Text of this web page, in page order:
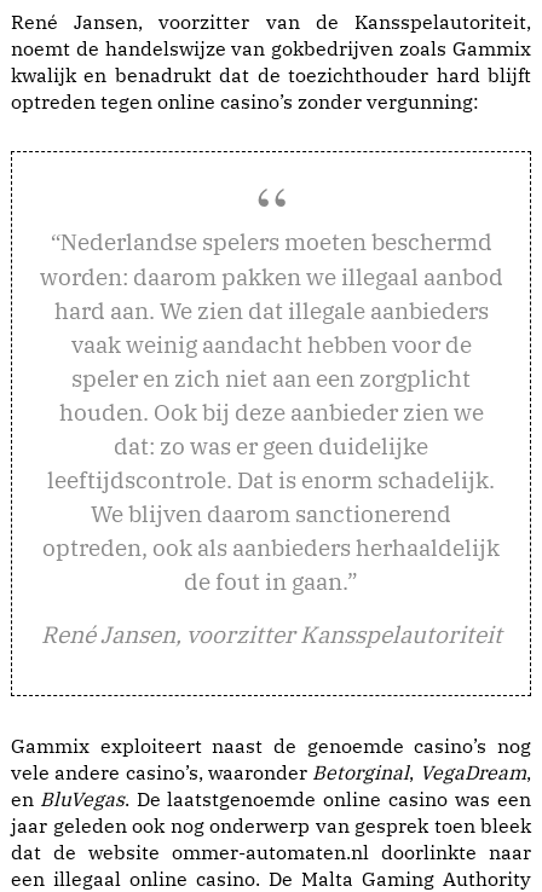
René Jansen, voorzitter van de Kansspelautoriteit,
noemt de handelswijze van gokbedrijven zoals Gammix
kwalijk en benadrukt dat de toezichthouder hard blijft
optreden tegen online casino’s zonder vergunning:
“Nederlandse spelers moeten beschermd
worden: daarom pakken we illegaal aanbod
hard aan. We zien dat illegale aanbieders
vaak weinig aandacht hebben voor de
speler en zich niet aan een zorgplicht
houden. Ook bij deze aanbieder zien we
dat: zo was er geen duidelijke
leeftijdscontrole. Dat is enorm schadelijk.
We blijven daarom sanctionerend
optreden, ook als aanbieders herhaaldelijk
de fout in gaan.”
René Jansen, voorzitter Kansspelautoriteit
Gammix exploiteert naast de genoemde casino’s nog
vele andere casino’s, waaronder Betorginal, VegaDream,
en BluVegas. De laatstgenoemde online casino was een
jaar geleden ook nog onderwerp van gesprek toen bleek
dat de website ommer-automaten.nl doorlinkte naar
een illegaal online casino. De Malta Gaming Authority